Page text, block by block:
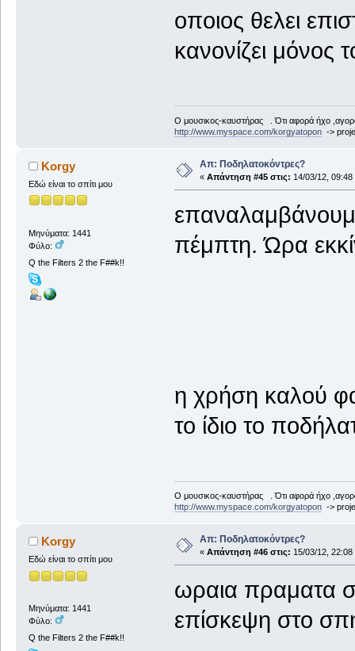
οποιος θελει
κανονίζει μόνος
Ο μουσικος-καυστήρας . Ότι αφορά ήχο
http://www.myspace.com/korgyatopon->
Korgy
Εδώ είναι το σπίτι μου
Μηνύματα: 1441
Φύλο:
Q the Filters 2 the F##k!!
Απ: Ποδηλατοκόντρες?
« Απάντηση #45 στις: 14/03/12, 09:48
πέμπτη. Ώρα
η χρήση καλού
το ίδιο το
Ο μουσικος-καυστήρας . Ότι αφορά ήχο
http://www.myspace.com/korgyatopon->
Korgy
Εδώ είναι το σπίτι μου
Μηνύματα: 1441
Φύλο:
Q the Filters 2 the F##k!!
Απ: Ποδηλατοκόντρες?
« Απάντηση #46 στις: 15/03/12, 22:08
ωραια πραματα
επίσκεψη στο